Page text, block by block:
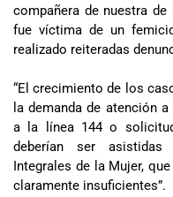
compañera de nuestra de
fue víctima de un
realizado reiteradas
“El crecimiento de los
la demanda de atención
a la línea 144 o
deberían ser
Integrales de la Mujer,
claramente insuficientes”.